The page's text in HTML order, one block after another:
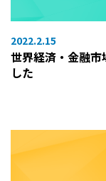
2022.2.15
世界経済・金融
した